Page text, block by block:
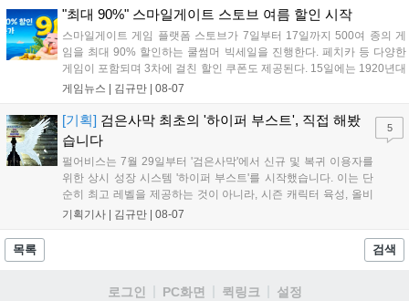
원 증정한다. 또한 9월 30일까지 공식 유튜브에서 특별 프로그램을 시청
"최대 90%" 스마일게이트 스토브 여름 할인 시작
스마일게이트 게임 플랫폼 스토브가 7일부터 17일까지 500여 종의 게
임을 최대 90% 할인하는 쿨썸머 빅세일을 진행한다. 페치카 등 다양한
게임이 포함되며 3차에 걸친 할인 쿠폰도 제공된다. 15일에는 1920년대
경성 배경의 신작 그날의 신문이 출시되며, 15일부터 17일까지는 국내
은 공식 페이지에서 확인 가능하다....
게임뉴스 | 김규만 | 08-07
[기획] 검은사막 최초의 '하이퍼 부스트', 직접 해봤
습니다
펄어비스는 7월 29일부터 '검은사막'에서 신규 및 복귀 이용자를
위한 상시 성장 시스템 '하이퍼 부스트'를 시작했습니다. 이는 단
순히 최고 레벨을 제공하는 것이 아니라, 시즌 캐릭터 육성, 올비
아 아카데미 수료, 아침의 나라 설화 진행 등 4단계 과정을 통해
용자는 과제를 완수하며 동(V) 투발라 장비와 검은별 무기, 카라
기획기사 | 김규만 | 08-07
5
목록 검색
로그인 PC화면 퀵링크 설정